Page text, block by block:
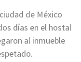
de México
días en el hostal
al inmueble